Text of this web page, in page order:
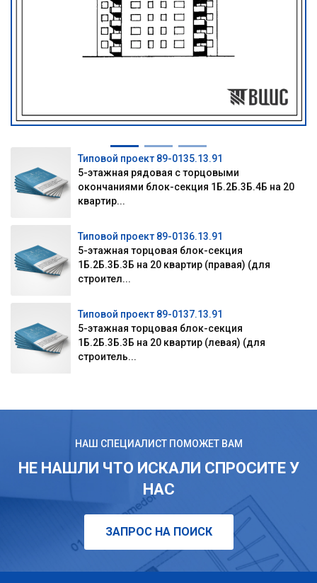
Типовой проект 89-0135.13.91
5-этажная рядовая с торцовыми
окончаниями блок-секция 1Б.2Б.3Б.4Б на 20
квартир...
Типовой проект 89-0136.13.91
5-этажная торцовая блок-секция
1Б.2Б.3Б.3Б на 20 квартир (правая) (для
строител...
Типовой проект 89-0137.13.91
5-этажная торцовая блок-секция
1Б.2Б.3Б.3Б на 20 квартир (левая) (для
строитель...
НАШ СПЕЦИАЛИСТ ПОМОЖЕТ ВАМ
НЕ НАШЛИ ЧТО ИСКАЛИ СПРОСИТЕ У
НАС
ЗАПРОС НА ПОИСК